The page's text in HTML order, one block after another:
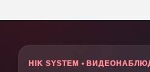
HIK SYSTEM •